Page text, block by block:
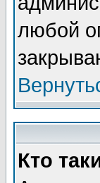
любой
Кто